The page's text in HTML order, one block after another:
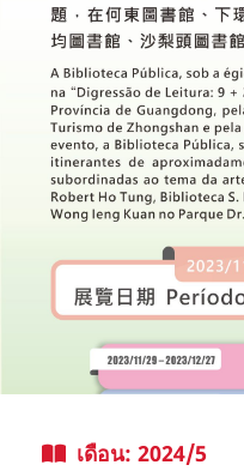
เดือน: 2024/5